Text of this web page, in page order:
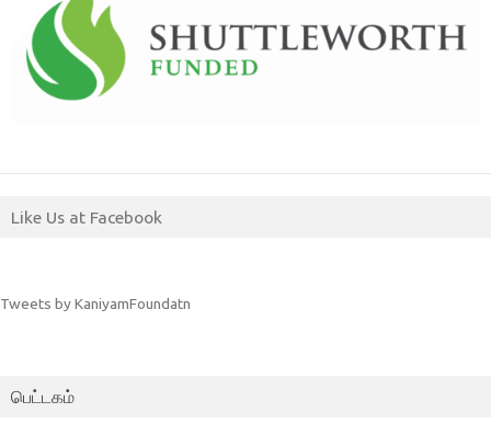
Like Us at Facebook
Tweets by KaniyamFoundatn
பெட்டகம்